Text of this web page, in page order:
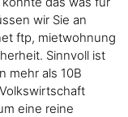
wir Sie an
ftp, mietwohnung
Sinnvoll ist
mehr als 10B
eine reine